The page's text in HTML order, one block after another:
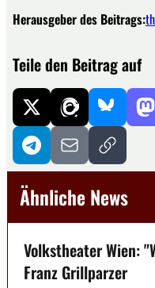
Herausgeber des Beitrags:
Teile den Beitrag auf
Ähnliche News
Volkstheater Wien:
Franz Grillparzer